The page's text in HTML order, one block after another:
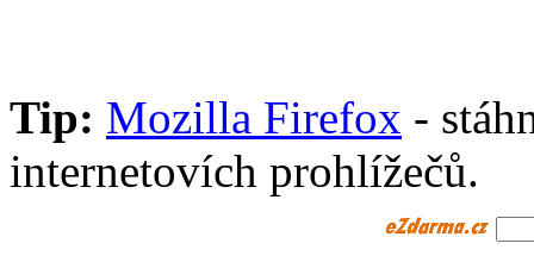
Tip: Mozilla Firefox -
internetovích prohlížečů.